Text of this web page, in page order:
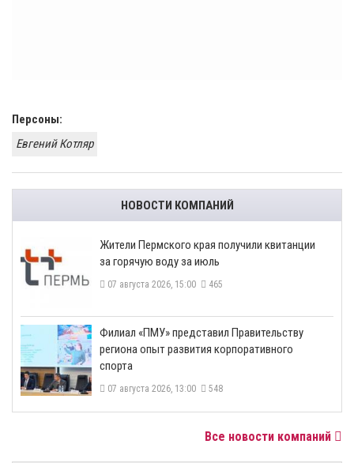
Персоны:
Евгений Котляр
НОВОСТИ КОМПАНИЙ
​Жители Пермского края получили квитанции
за горячую воду за июль
07 августа 2026, 15:00 465
​Филиал «ПМУ» представил Правительству
региона опыт развития корпоративного
спорта
07 августа 2026, 13:00 548
Все новости компаний